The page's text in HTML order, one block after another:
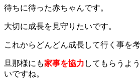
待ちに待った赤ちゃんです。
大切に成長を見守りたいです。
これからどんどん成長して行く事を
旦那様にも家事を協力 してもらうよ
いですね。